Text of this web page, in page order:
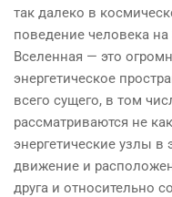
так далеко в
поведение человека
Все­ленная — это
энергетическое
всего сущего, в том
рассматриваются не
энергетические узлы
движение и
друга и относительно